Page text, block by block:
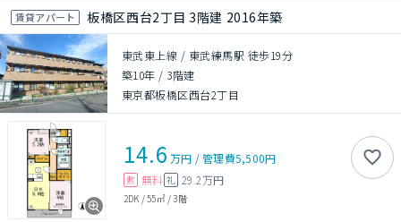
賃貸アパート 板橋区西台2丁目 3階建 2016年築
東武東上線 / 東武練馬駅 徒歩19分
築10年 / 3階建
東京都板橋区西台2丁目
14.6 万円 /管理費5,500円
敷 無料 礼 29.2万円
2DK /55㎡/3階